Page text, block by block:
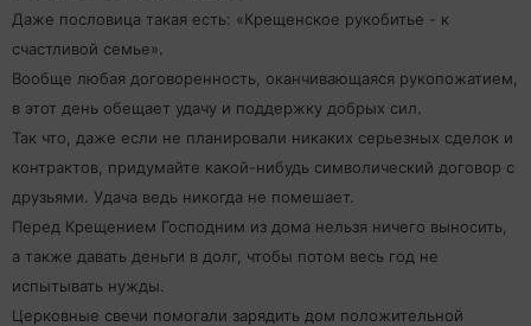
Даже пословица такая есть: «Крещенское рукобитье - к
счастливой семье».
Вообще любая договоренность, оканчивающаяся рукопожатием,
в этот день обещает удачу и поддержку добрых сил.
Так что, даже если не планировали никаких серьезных сделок и
контрактов, придумайте какой-нибудь символический договор с
друзьями. Удача ведь никогда не помешает.
Перед Крещением Господним из дома нельзя ничего выносить,
а также давать деньги в долг, чтобы потом весь год не
испытывать нужды.
Церковные свечи помогали зарядить дом положительной